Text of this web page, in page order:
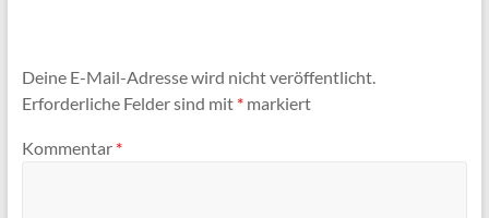
Deine E-Mail-Adresse wird nicht veröffentlicht.
Erforderliche Felder sind mit *markiert
Kommentar *